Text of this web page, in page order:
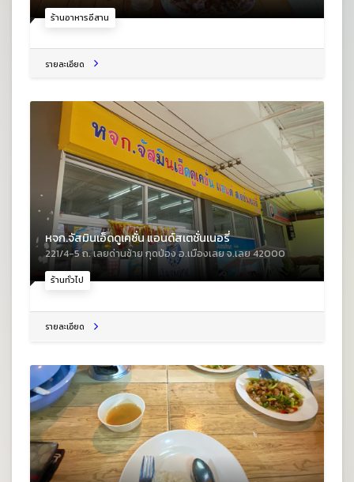
ร้านอาหารอีสาน
รายละเอียด
ร้านทั่วไป
หจก.จัสมินเอ็ดดูเคชั่น แอนด์สเตชั่นเนอรี่
221/4-5 ถ. เลยด่านซ้าย กุดป่อง อ.เมืองเลย จ.เลย 42000
รายละเอียด